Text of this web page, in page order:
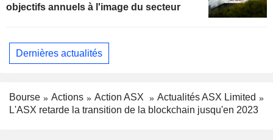
objectifs annuels à l'image du secteur
Dernières actualités
Bourse Actions Action ASX
Actualités ASX Limited
L'ASX retarde la transition de la blockchain jusqu'en 2023